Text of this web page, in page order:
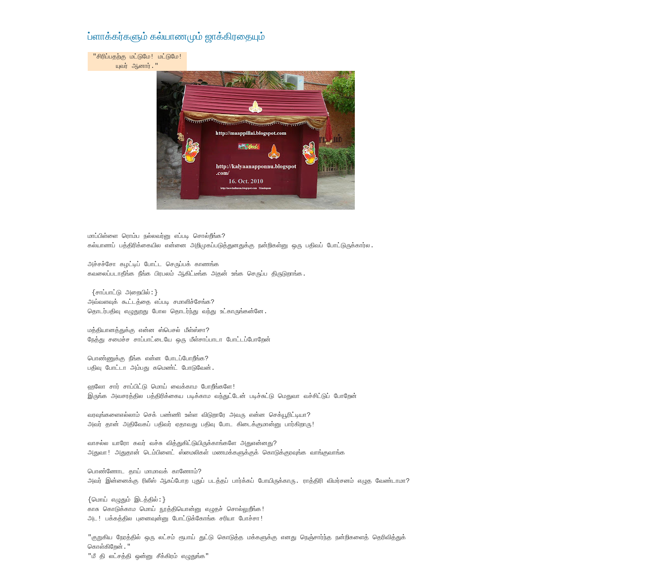
ப்ளாக்கர்களும் கல்யாணமும் ஜாக்கிரதையும்
"சிரிப்பதற்கு மட்டுமே! மட்டுமே!
யுவர் ஆனார்."
மாப்பிள்ளை ரொம்ப நல்லவர்னு எப்படி சொல்றீங்க?
கல்யாணப் பத்திரிக்கையில என்னை அறிமுகப்படுத்துனதுக்கு நன்றிகள்னு ஒரு பதிவப் போட்டுருக்கார்ல.
அச்சச்சோ கழட்டிப் போட்ட செருப்பக் காணங்க
கவலைப்படாதீங்க நீங்க பிரபலம் ஆகிட்டீங்க அதன் உங்க செருப்ப திருடுறாங்க.
{சாப்பாட்டு அறையில்:}
அவ்வளவுக் கூட்டத்தை எப்படி சமாளிச்சேங்க?
தொடர்பதிவு எழுதுறது போல தொடர்ந்து வந்து உட்காருங்கன்னே.
மத்தியானத்துக்கு என்ன ஸ்பெசல் மீள்ஸ்சா?
நேத்து சமைச்ச சாப்பாட்டையே ஒரு மீள்சாப்பாடா போட்டப்போறேன்
பொண்ணுக்கு நீங்க என்ன போடப்போறீங்க?
பதிவு போட்டா அம்பது கமெண்ட் போடுவேன்.
ஹலோ சார் சாப்பிட்டு மொய் வைக்காம போறீங்களே!
இருங்க அவசரத்தில பத்திரிக்கைய படிக்காம வந்துட்டேன் படிச்சுட்டு மெதுவா வச்சிட்டுப் போறேன்
வரவுங்களைஎல்லாம் செக் பண்ணி உள்ள விடுறாரே அவரு என்ன செக்யூரிட்டியா?
அவர் தான் அதிவேகப் பதிவர் ஏதாவது பதிவு போட கிடைக்குமான்னு பார்கிறாரு!
வாசல்ல யாரோ கவர் வச்சு வித்துகிட்டுயிருக்காங்களே அதுஎன்னது?
அதுவா! அதுதான் டெம்பிளைட் ஸ்மைலிகள் மணமக்களுக்குக் கொடுக்குரவுங்க வாங்குவாங்க
பொண்ணோட தாய் மாமாவக் காணோம்?
அவர் இன்னைக்கு ரிலீஸ் ஆகப்போற புதுப் படத்தப் பார்க்கப் போயிருக்காரு. ராத்திரி விமர்சனம் எழுத வேண்டாமா?
{மொய் எழுதும் இடத்தில்:}
காசு கொடுக்காம மொய் நூத்தியொன்னு எழுதச் சொல்லுறீங்க!
அட! பக்கத்தில புனைவுன்னு போட்டுக்கோங்க சரியா போச்சா!
"குறுகிய நேரத்தில் ஒரு லட்சம் ரூபாய் துட்டு கொடுத்த மக்களுக்கு எனது நெஞ்சார்ந்த நன்றிகளைத் தெரிவித்துக்
கொள்கிறேன்."
"மீ தி லட்சத்தி ஒன்னு சீக்கிரம் எழுதுங்க"